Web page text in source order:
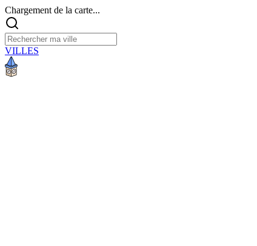
Chargement de la carte...
VILLES